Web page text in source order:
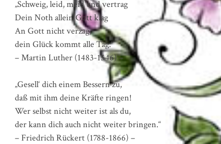
„Schweig, leid, meid und vertrag
Dein Noth allein Gott klag
An Gott nicht verzag,
dein Glück kommt alle Tag.“
– Martin Luther (1483-1546) –
„Gesell‘ dich einem Bessern zu,
daß mit ihm deine Kräfte ringen!
Wer selbst nicht weiter ist als du,
der kann dich auch nicht weiter bringen.“
– Friedrich Rückert (1788-1866) –